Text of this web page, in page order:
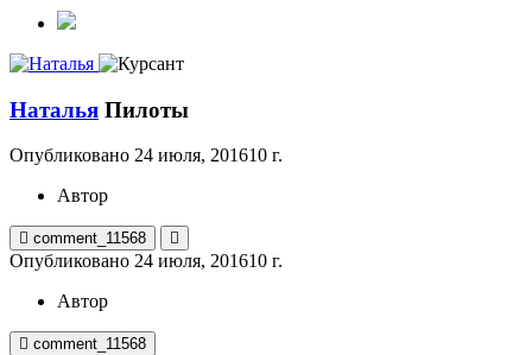
Наталья Пилоты
Опубликовано 24 июля, 201610 г.
Автор
comment_11568
Опубликовано 24 июля, 201610 г.
Автор
comment_11568